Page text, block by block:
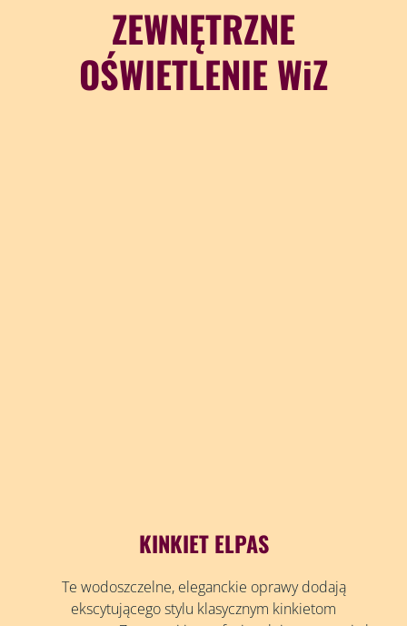
ZEWNĘTRZNE
OŚWIETLENIE WiZ
KINKIET ELPAS
Te wodoszczelne, eleganckie oprawy dodają
ekscytującego stylu klasycznym kinkietom